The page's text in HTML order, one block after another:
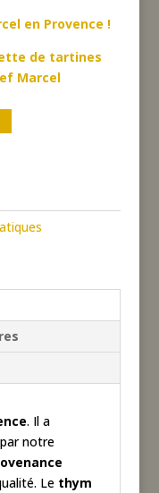
en Provence !
de tartines
Marcel
. Il a
notre
Le thym